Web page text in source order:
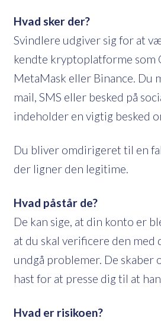
Hvad sker der?
Svindlere udgiver sig for at
kendte kryptoplatforme som
MetaMask eller Binance. Du
mail, SMS eller besked på
indeholder en vigtig besked
Du bliver omdirigeret til en
der ligner den legitime.
Hvad påstår de?
De kan sige, at din konto er
at du skal verificere den med
undgå problemer. De skaber
hast for at presse dig til at
Hvad er risikoen?